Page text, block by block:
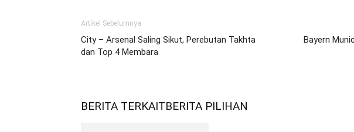
Artikel Sebelumnya
City – Arsenal Saling Sikut, Perebutan Takhta
dan Top 4 Membara
Bayern
BERITA TERKAITBERITA PILIHAN